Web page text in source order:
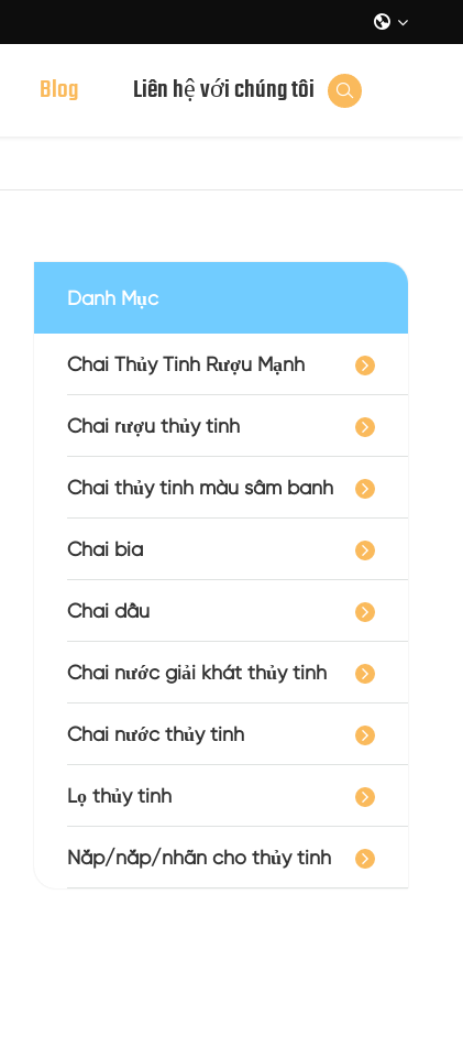

Blog Liên hệ với chúng tôi 
Danh Mục
Chai Thủy Tinh Rượu Mạnh
Chai rượu thủy tinh
Chai thủy tinh màu sâm banh
Chai bia
Chai dầu
Chai nước giải khát thủy tinh
Chai nước thủy tinh
Lọ thủy tinh
Nắp/nắp/nhãn cho thủy tinh